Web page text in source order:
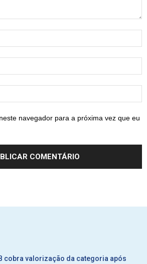
navegador para a próxima vez que eu
cobra valorização da categoria após